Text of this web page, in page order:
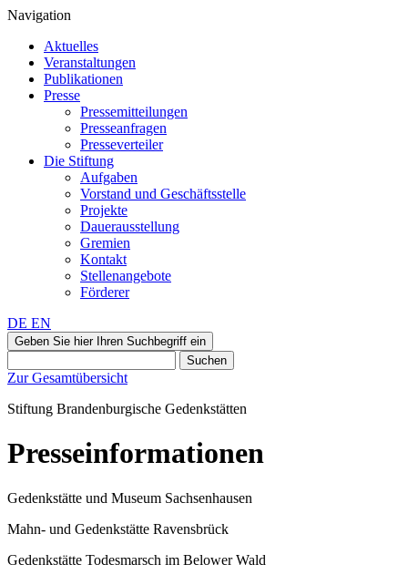
Navigation
Aktuelles
Veranstaltungen
Publikationen
Presse
Pressemitteilungen
Presseanfragen
Presseverteiler
Die Stiftung
Aufgaben
Vorstand und Geschäftsstelle
Projekte
Dauerausstellung
Gremien
Kontakt
Stellenangebote
Förderer
DE EN
Geben Sie hier Ihren Suchbegriff ein
Suchen
Zur Gesamtübersicht
Stiftung Brandenburgische Gedenkstätten
Presseinformationen
Gedenkstätte und Museum Sachsenhausen
Mahn- und Gedenkstätte Ravensbrück
Gedenkstätte Todesmarsch im Belower Wald